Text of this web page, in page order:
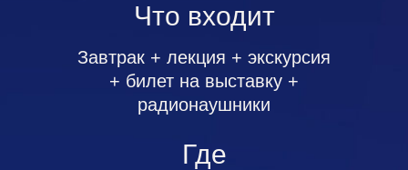
Завтрак + лекция + экскурсия
+ билет на выставку +
радионаушники
Где
Что входит